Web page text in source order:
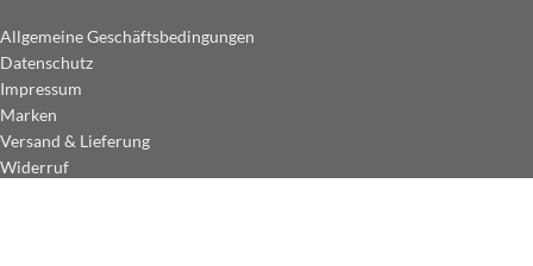
Allgemeine Geschäftsbedingungen
Datenschutz
Impressum
Marken
Versand & Lieferung
Widerruf